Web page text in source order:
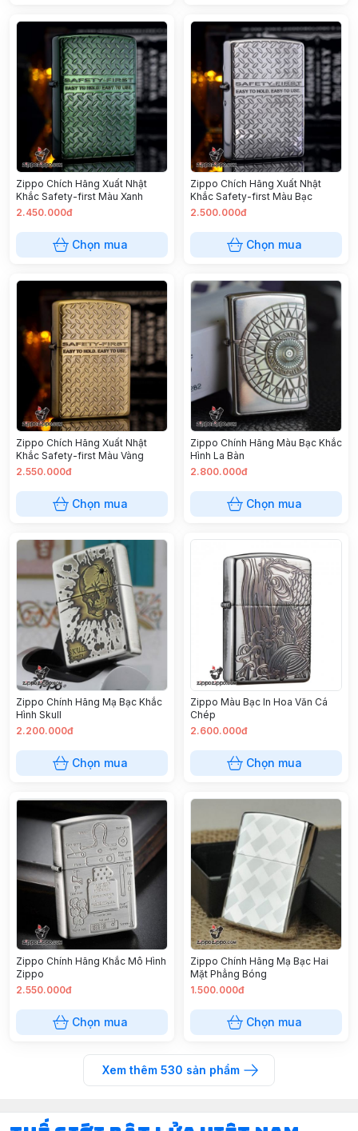
Zippo Chích Hãng Xuất Nhật
Khắc Safety-first Màu Xanh
2.450.000đ
Chọn mua
Zippo Chích Hãng Xuất Nhật
Khắc Safety-first Màu Bạc
2.500.000đ
Chọn mua
Zippo Chích Hãng Xuất Nhật
Khắc Safety-first Màu Vàng
2.550.000đ
Chọn mua
Zippo Chính Hãng Màu Bạc Khắc
Hình La Bàn
2.800.000đ
Chọn mua
Zippo Chính Hãng Mạ Bạc Khắc
Hình Skull
2.200.000đ
Chọn mua
Zippo Màu Bạc In Hoa Văn Cá
Chép
2.600.000đ
Chọn mua
Zippo Chính Hãng Khắc Mô Hình
Zippo
2.550.000đ
Chọn mua
Zippo Chính Hãng Mạ Bạc Hai
Mặt Phẳng Bóng
1.500.000đ
Chọn mua
Xem thêm 530 sản phẩm